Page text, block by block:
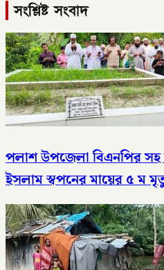
সংশ্লিষ্ট সংবাদ
পলাশ উপজেলা বিএনপির সহ
ইসলাম স্বপনের মায়ের ৫ ম